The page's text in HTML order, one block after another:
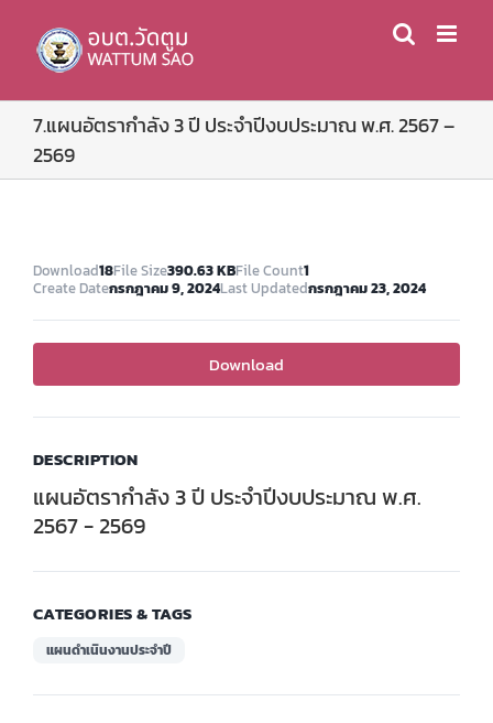
content
7.แผนอัตรากำลัง 3 ปี ประจำปีงบประมาณ พ.ศ. 2567 –
2569
Download18File Size390.63 KBFile Count1
Create Dateกรกฎาคม 9, 2024Last Updatedกรกฎาคม 23, 2024
Download
DESCRIPTION
แผนอัตรากำลัง 3 ปี ประจำปีงบประมาณ พ.ศ.
2567 - 2569
CATEGORIES & TAGS
แผนดำเนินงานประจำปี